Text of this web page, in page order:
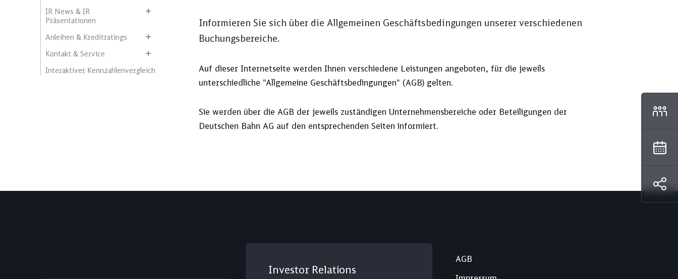
IR News & IR
Präsentationen
Anleihen & Kreditratings
Kontakt & Service
Interaktiver Kennzahlenvergleich
Informieren Sie sich über die Allgemeinen Geschäftsbedingungen unserer verschiedenen
Buchungsbereiche.
Auf dieser Internetseite werden Ihnen verschiedene Leistungen angeboten, für die jeweils
unterschiedliche "Allgemeine Geschäftsbedingungen" (AGB) gelten.
Sie werden über die AGB der jeweils zuständigen Unternehmensbereiche oder Beteiligungen der
Deutschen Bahn AG auf den entsprechenden Seiten informiert.
Investor Relations
AGB